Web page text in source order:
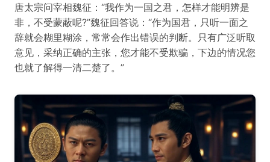
唐太宗问宰相魏征：“我作为一国之君，怎样才能明辨是
非，不受蒙蔽呢?”魏征回答说：“作为国君，只听一面之
辞就会糊里糊涂，常常会作出错误的判断。只有广泛听取
意见，采纳正确的主张，您才能不受欺骗，下边的情况您
也就了解得一清二楚了。”